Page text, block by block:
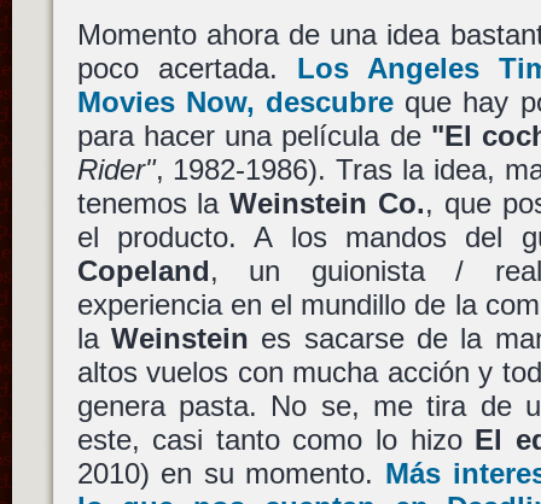
Momento ahora de una idea
poco acertada. Los Angeles
Movies Now, descubreque hay
para hacer una película de "El
Rider", 1982-1986). Tras la idea,
tenemos laWeinstein Co., que
el producto. A los mandos del
Copeland, un guionista /
experiencia en el mundillo de la
la Weinstein es sacarse de la
altos vuelos con mucha acción y
genera pasta. No se, me tira de
este, casi tanto como lo hizo El
2010) en su momento. Más